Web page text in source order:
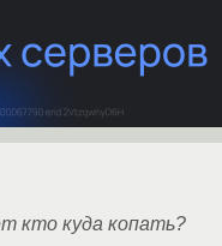
кто куда копать?